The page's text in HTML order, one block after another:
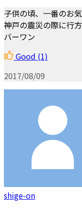
子供の頃、一番のお
神戸の震災の際に行
バーワン
Good (1)
2017/08/09
shige-on